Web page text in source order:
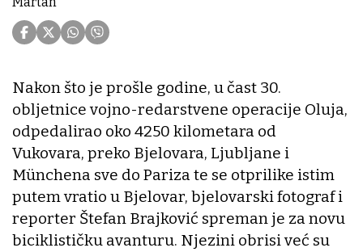
Nakon što je prošle godine, u čast 30.
obljetnice vojno-redarstvene operacije Oluja,
odpedalirao oko 4250 kilometara od
Vukovara, preko Bjelovara, Ljubljane i
Münchena sve do Pariza te se otprilike istim
putem vratio u Bjelovar, bjelovarski fotograf i
reporter Štefan Brajković spreman je za novu
biciklističku avanturu. Njezini obrisi već su